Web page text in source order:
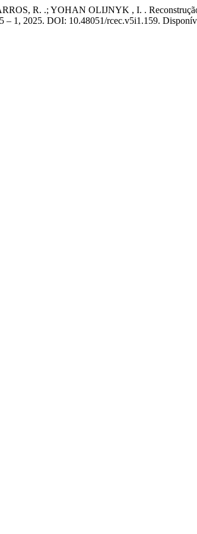
R. .; YOHAN OLIJNYK , I. . Reconstrução
– 1, 2025. DOI: 10.48051/rcec.v5i1.159.